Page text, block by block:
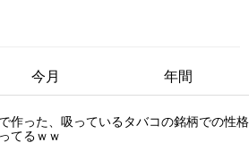
今月 年間
作った、吸っているタバコの銘柄での性格
てるｗｗ